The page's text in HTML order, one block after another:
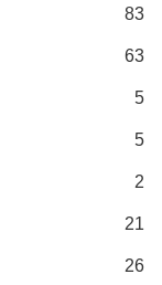
83
63
5
5
2
21
26